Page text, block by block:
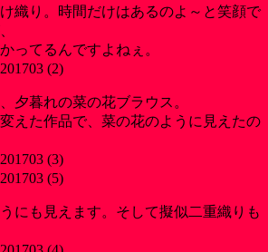
織り。時間だけはあるのよ～と笑顔で
ってるんですよねぇ。
夕暮れの菜の花ブラウス。
えた作品で、菜の花のように見えたの
にも見えます。そして擬似二重織りも